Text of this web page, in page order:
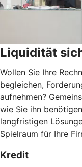
Liquidität
Wollen Sie Ihre
begleichen,
aufnehmen?
wie Sie ihn
langfristigen
Spielraum für Ihre
Kredit